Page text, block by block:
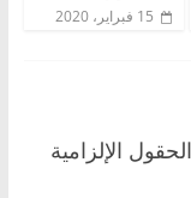
15 فبراير، 2020
الحقول الإلزامية